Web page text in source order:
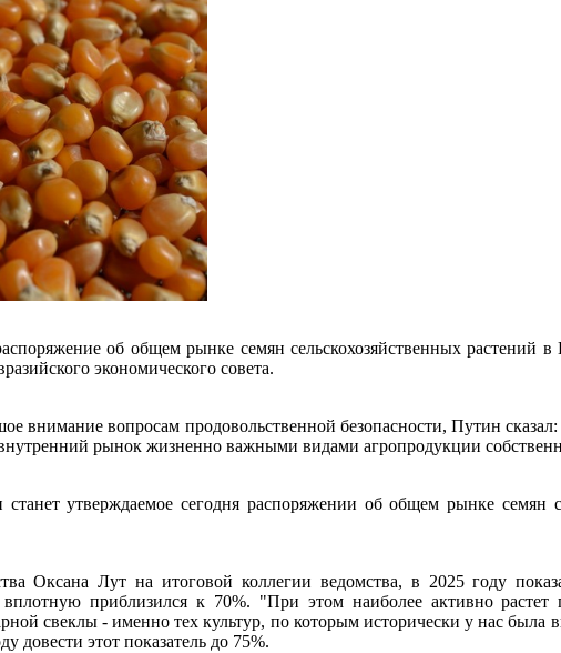
об общем рынке семян сельскохозяйственных растений
экономического совета.
внимание вопросам продовольственной безопасности, Путин
рынок жизненно важными видами агропродукции
утверждаемое сегодня распоряжении об общем рынке семян
Оксана Лут на итоговой коллегии ведомства, в 2025 году
вплотную приблизился к 70%. "При этом наиболее активно растет
свеклы - именно тех культур, по которым исторически у нас была
довести этот показатель до 75%.